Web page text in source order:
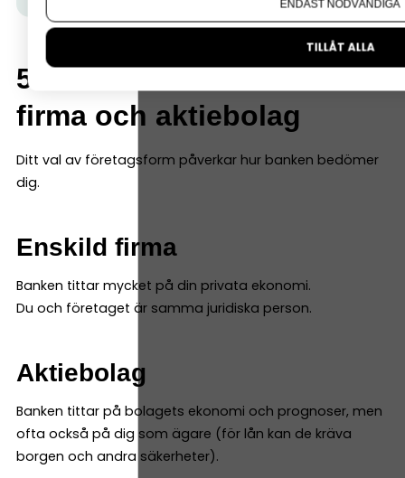
5. Skillnad mellan enskild
firma och aktiebolag
Ditt val av företagsform påverkar hur banken bedömer
dig.
Enskild firma
Banken tittar mycket på din privata ekonomi.
Du och företaget är samma juridiska person.
Aktiebolag
Banken tittar på bolagets ekonomi och prognoser, men
ofta också på dig som ägare (för lån kan de kräva
borgen och andra säkerheter).
ENDAST NÖDVÄNDIGA
TILLÅT ALLA